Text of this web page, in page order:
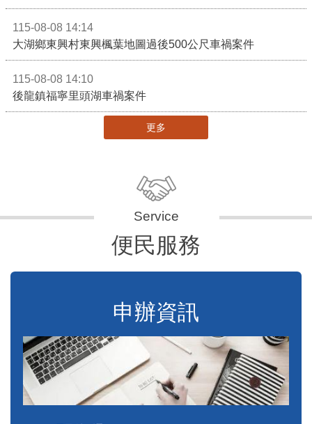
115-08-08 14:14
大湖鄉東興村東興楓葉地圖過後500公尺車禍案件
115-08-08 14:10
後龍鎮福寧里頭湖車禍案件
更多
便民服務
申辦資訊